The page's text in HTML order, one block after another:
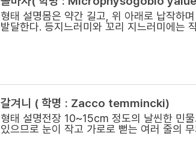
형태 설명몸은 약간 길고, 위 아래로 납작하
발달한다. 등지느러미와 꼬리 지느러미에는
갈겨니 ( 학명 : Zacco temmincki)
형태 설명전장 10~15cm 정도의 날씬한 민
있으므로 눈이 작고 가로로 뻗는 여러 줄의